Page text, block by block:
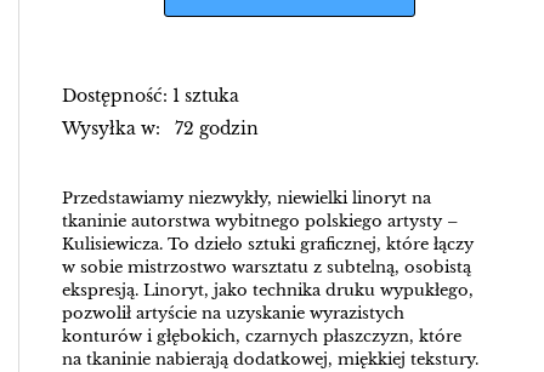
Dostępność: 1 sztuka
Wysyłka w: 72 godzin
Przedstawiamy niezwykły, niewielki linoryt na
tkaninie autorstwa wybitnego polskiego artysty –
Kulisiewicza. To dzieło sztuki graficznej, które łączy
w sobie mistrzostwo warsztatu z subtelną, osobistą
ekspresją. Linoryt, jako technika druku wypukłego,
pozwolił artyście na uzyskanie wyrazistych
konturów i głębokich, czarnych płaszczyzn, które
na tkaninie nabierają dodatkowej, miękkiej tekstury.